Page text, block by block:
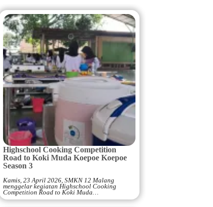
Highschool Cooking Competition
Road to Koki Muda Koepoe Koepoe
Season 3
Kamis, 23 April 2026, SMKN 12 Malang
menggelar kegiatan Highschool Cooking
Competition Road to Koki Muda…